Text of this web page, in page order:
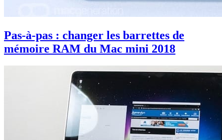
Pas-à-pas : changer les barrettes de
mémoire RAM du Mac mini 2018